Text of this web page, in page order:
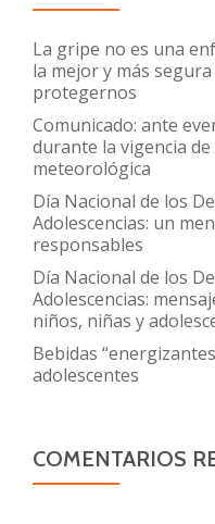
La gripe no es una
la mejor y más
protegernos
Comunicado: ante
durante la vigencia
meteorológica
Día Nacional de los
Adolescencias: un
responsables
Día Nacional de los
Adolescencias:
niños, niñas y
Bebidas
adolescentes
COMENTARIOS